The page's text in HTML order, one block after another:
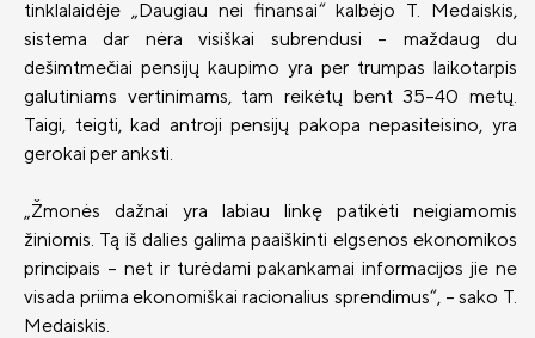
„Compensa Life“ esminė informacija
draudėjui
Teisinė informacija
Draudimo tarpininkų sąrašas
Karjera
Susisiekite
tinklalaidėje „Daugiau nei finansai“ kalbėjo T. Medaiskis,
sistema dar nėra visiškai subrendusi – maždaug du
dešimtmečiai pensijų kaupimo yra per trumpas laikotarpis
galutiniams vertinimams, tam reikėtų bent 35–40 metų.
Taigi, teigti, kad antroji pensijų pakopa nepasiteisino, yra
gerokai per anksti.
„Žmonės dažnai yra labiau linkę patikėti neigiamomis
žiniomis. Tą iš dalies galima paaiškinti elgsenos ekonomikos
principais – net ir turėdami pakankamai informacijos jie ne
visada priima ekonomiškai racionalius sprendimus“, – sako T.
Medaiskis.